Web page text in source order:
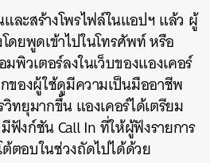
ละสร้างโพรไฟล์ในแอปฯ แล้ว ผู้
ดยพูดเข้าไปในโทรศัพท์ หรือ
พิวเตอร์ลงในเว็บของแองเคอร์
ของผู้ใช้ดูมีความเป็นมืออาชีพ
ทยุมากขึ้น แองเคอร์ได้เตรียม
ฟังก์ชัน Call In ที่ให้ผู้ฟังรายการ
ตอบในช่วงถัดไปได้ด้วย